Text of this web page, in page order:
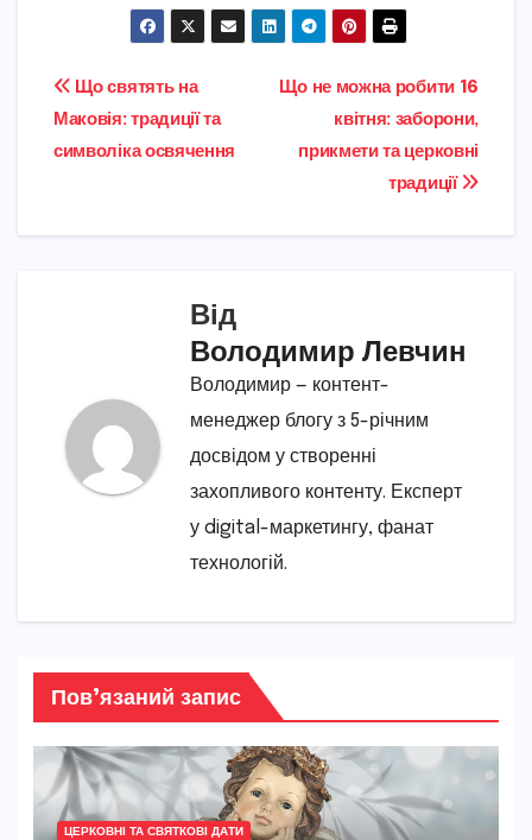
Навігація
записів
Що не можна робити 16
квітня: заборони,
прикмети та церковні
традиції
Що святять на
Маковія: традиції та
символіка освячення
Від
Володимир Левчин
Володимир — контент-
менеджер блогу з 5-річним
досвідом у створенні
захопливого контенту. Експерт
у digital-маркетингу, фанат
технологій.
Пов’язаний запис
ЦЕРКОВНІ ТА СВЯТКОВІ ДАТИ